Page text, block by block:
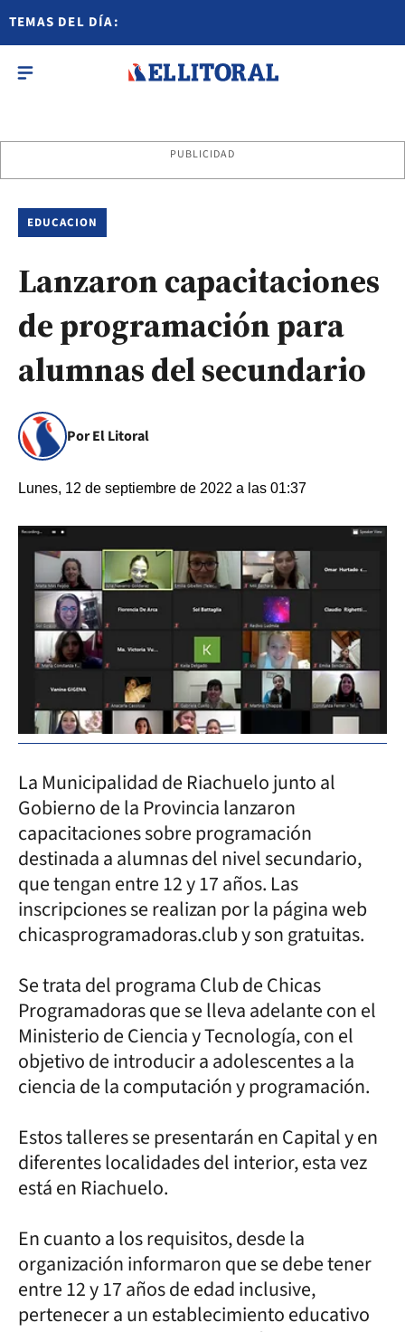
TEMAS DEL DÍA:
PUBLICIDAD
EDUCACION
Lanzaron capacitaciones
de programación para
alumnas del secundario
Por El Litoral
Lunes, 12 de septiembre de 2022 a las 01:37
La Municipalidad de Riachuelo junto al
Gobierno de la Provincia lanzaron
capacitaciones sobre programación
destinada a alumnas del nivel secundario,
que tengan entre 12 y 17 años. Las
inscripciones se realizan por la página web
chicasprogramadoras.club y son gratuitas.
Se trata del programa Club de Chicas
Programadoras que se lleva adelante con el
Ministerio de Ciencia y Tecnología, con el
objetivo de introducir a adolescentes a la
ciencia de la computación y programación.
Estos talleres se presentarán en Capital y en
diferentes localidades del interior, esta vez
está en Riachuelo.
En cuanto a los requisitos, desde la
organización informaron que se debe tener
entre 12 y 17 años de edad inclusive,
pertenecer a un establecimiento educativo